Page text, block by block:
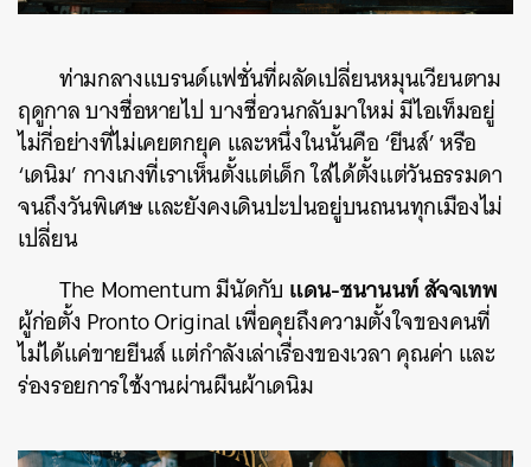
ท่ามกลางแบรนด์แฟชั่นที่ผลัดเปลี่ยนหมุนเวียนตาม
ฤดูกาล บางชื่อหายไป บางชื่อวนกลับมาใหม่ มีไอเท็มอยู่
ไม่กี่อย่างที่ไม่เคยตกยุค และหนึ่งในนั้นคือ ‘ยีนส์’ หรือ
‘เดนิม’ กางเกงที่เราเห็นตั้งแต่เด็ก ใส่ได้ตั้งแต่วันธรรมดา
จนถึงวันพิเศษ และยังคงเดินปะปนอยู่บนถนนทุกเมืองไม่
เปลี่ยน
The Momentum มีนัดกับ แดน-ชนานนท์ สัจจเทพ
ผู้ก่อตั้ง Pronto Original เพื่อคุยถึงความตั้งใจของคนที่
ไม่ได้แค่ขายยีนส์ แต่กำลังเล่าเรื่องของเวลา คุณค่า และ
ร่องรอยการใช้งานผ่านผืนผ้าเดนิม